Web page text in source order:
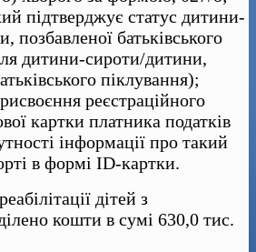
підтверджує статус дитини-
позбавленої батьківського
дитини-сироти/дитини,
піклування);
реєстраційного
картки платника податків
інформації про такий
в формі ID-картки.
дітей з
кошти в сумі 630,0 тис.